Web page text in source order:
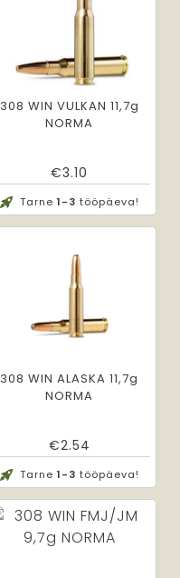
308 WIN VULKAN 11,7g
NORMA
€3.10
Tarne 1-3 tööpäeva!
308 WIN ALASKA 11,7g
NORMA
€2.54
Tarne 1-3 tööpäeva!